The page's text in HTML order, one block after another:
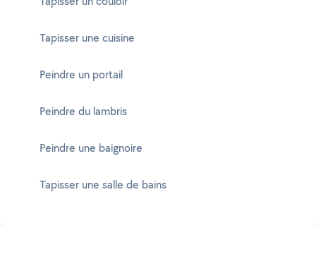
Tapisser une cuisine
Peindre un portail
Peindre du lambris
Peindre une baignoire
Tapisser une salle de bains